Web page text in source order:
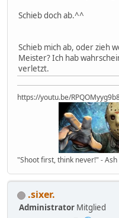
Schieb doch ab.^^
Schieb mich ab, oder zieh
Meister? Ich hab
verletzt.
https://youtu.be/
"Shoot first, think never!" - Ash
.sixer.
Administrator Mitglied